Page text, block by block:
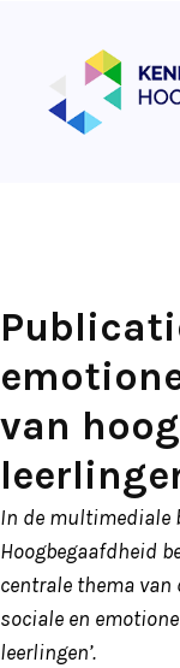
van
In de multimediale
Hoogbegaafdheid
centrale thema van
sociale en
leerlingen’.